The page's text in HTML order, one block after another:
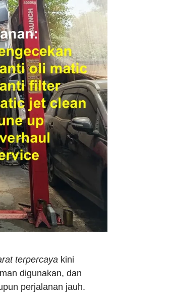
terpercaya kini
digunakan, dan
perjalanan jauh.